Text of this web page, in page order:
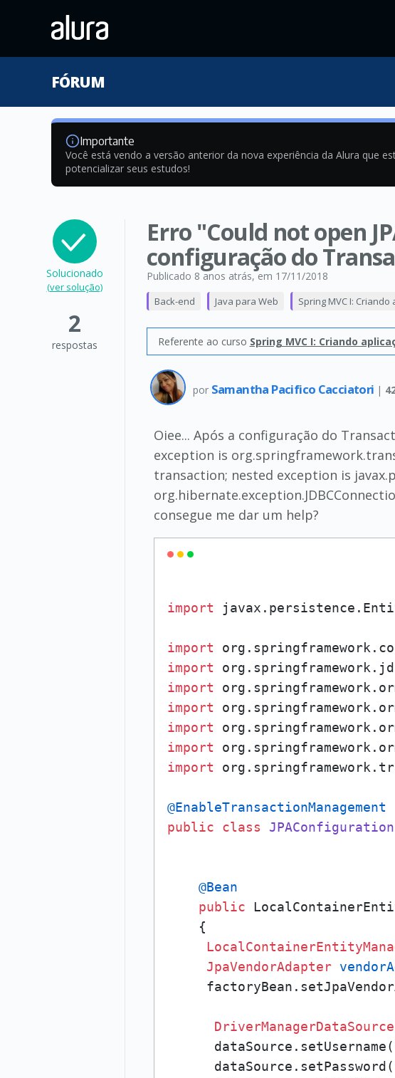
FÓRUM
Importante
Você está vendo a versão anterior da nova experiência da Alura que
potencializar seus estudos!
Solucionado
(ver solução)
2
respostas
Erro "Could not open
configuração do
Publicado 8 anos atrás, em 17/11/2018
Back-end Java para Web Spring MVC I:
Referente ao curso Spring MVC I: Criando
por Samantha Pacifico Cacciatori |
Oiee... Após a configuração do
exception is
transaction; nested exception is
consegue me dar um help?
import
import
import
import
import
import
import
import
@EnableTransactionManagement
public
class JPAConfiguration
@Bean
public
    {
JpaVendorAdapter
DriverManagerDataSource
      dataSource.setUsername(
      dataSource.setPassword(